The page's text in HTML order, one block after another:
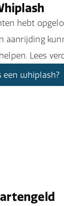
hebt
aanrijding
Lees
een whiplash?